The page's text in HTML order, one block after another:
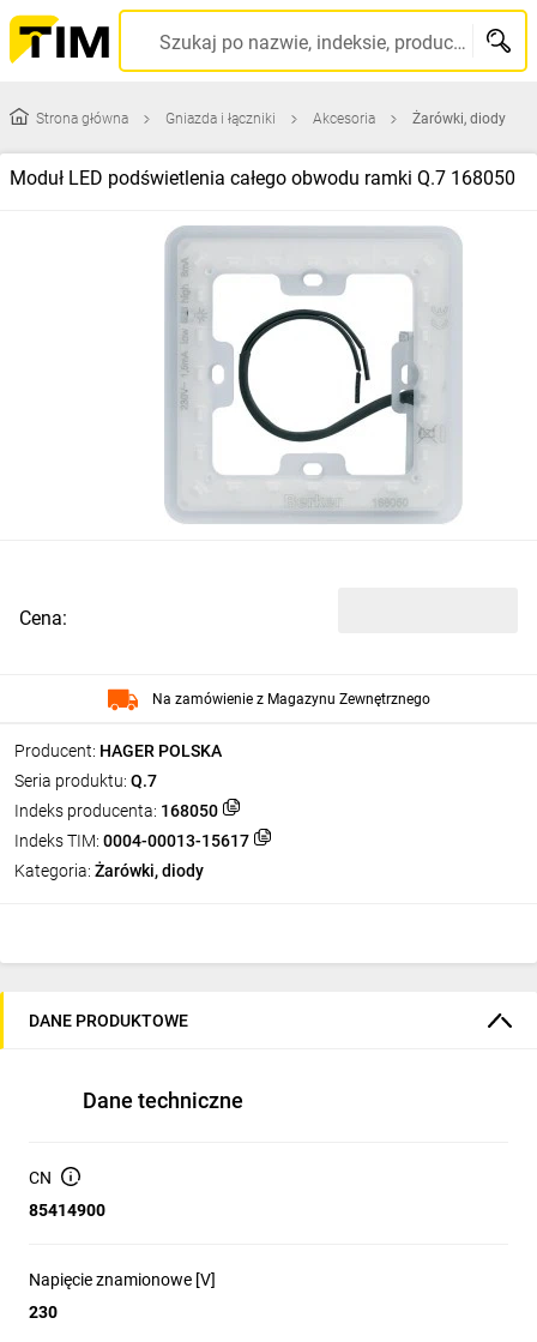
Szukaj po nazwie, indeksie, producencie, kodzie kreskowym...
Strona główna Gniazda i łączniki Akcesoria Żarówki, diody
Moduł LED podświetlenia całego obwodu ramki Q.7 168050
Producent: HAGER POLSKA
Seria produktu: Q.7
Indeks producenta: 168050
Indeks TIM: 0004-00013-15617
Kategoria: Żarówki, diody
Cena:
Na zamówienie z Magazynu Zewnętrznego
DANE PRODUKTOWE
Dane techniczne
CN
85414900
Napięcie znamionowe [V]
230